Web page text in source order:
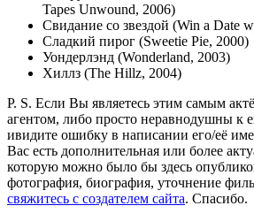
Tapes Unwound, 2006)
Свидание со звездой (Win a Date
Сладкий пирог (Sweetie Pie, 2000)
Уондерлэнд (Wonderland, 2003)
Хиллз (The Hillz, 2004)
P. S. Если Вы являетесь этим самым
агентом, либо просто неравнодушны к
ивидите ошибку в написании его/её
Вас есть дополнительная или более
которую можно было бы здесь
фотография, биография, уточнение
свяжитесь с создателем сайта. Спасибо.